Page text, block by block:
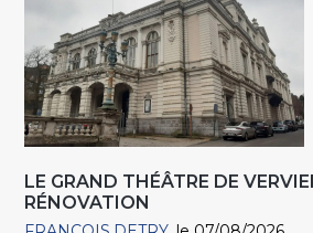
LE GRAND THÉÂTRE DE
RÉNOVATION